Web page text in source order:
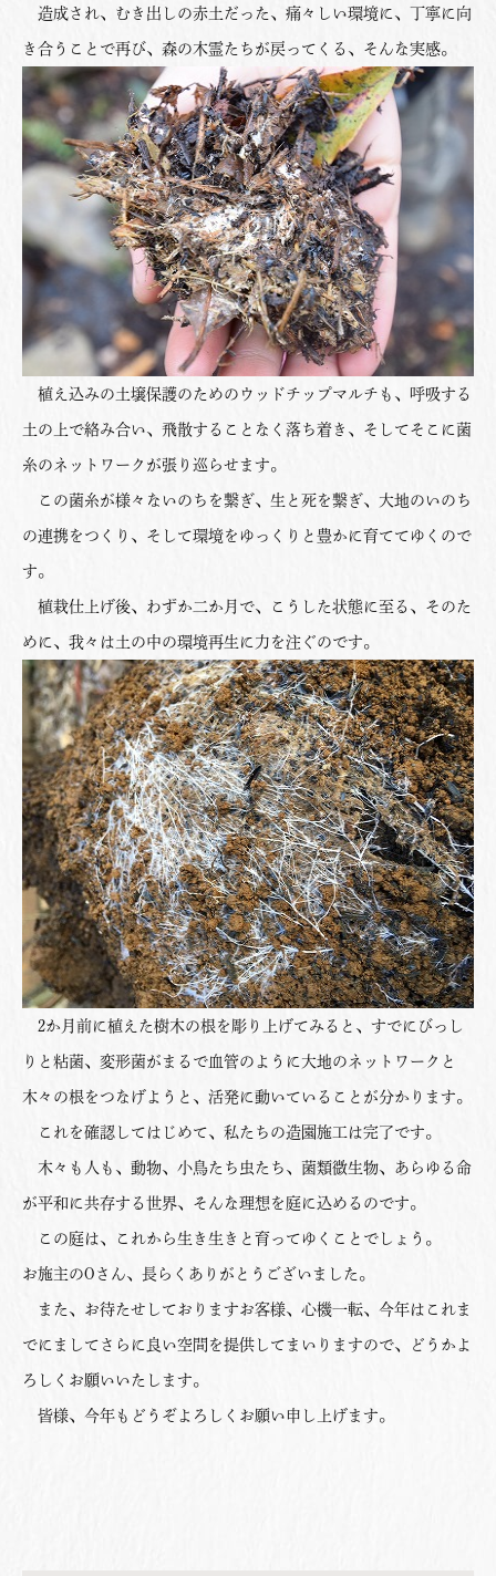
造成され、むき出しの赤土だった、痛々しい環境に、丁寧に向
き合うことで再び、森の木霊たちが戻ってくる、そんな実感。
植え込みの土壌保護のためのウッドチップマルチも、呼吸する
土の上で絡み合い、飛散することなく落ち着き、そしてそこに菌
糸のネットワークが張り巡らせます。
この菌糸が様々ないのちを繋ぎ、生と死を繋ぎ、大地のいのち
の連携をつくり、そして環境をゆっくりと豊かに育ててゆくので
す。
植栽仕上げ後、わずか二か月で、こうした状態に至る、そのた
めに、我々は土の中の環境再生に力を注ぐのです。
2か月前に植えた樹木の根を彫り上げてみると、すでにびっし
りと粘菌、変形菌がまるで血管のように大地のネットワークと
木々の根をつなげようと、活発に動いていることが分かります。
これを確認してはじめて、私たちの造園施工は完了です。
木々も人も、動物、小鳥たち虫たち、菌類微生物、あらゆる命
が平和に共存する世界、そんな理想を庭に込めるのです。
この庭は、これから生き生きと育ってゆくことでしょう。
お施主のOさん、長らくありがとうございました。
また、お待たせしておりますお客様、心機一転、今年はこれま
でにましてさらに良い空間を提供してまいりますので、どうかよ
ろしくお願いいたします。
皆様、今年もどうぞよろしくお願い申し上げます。